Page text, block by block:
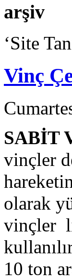
arşiv
‘Site
Vinç
SABİT
vinçler
olarak
vinçler
10 ton